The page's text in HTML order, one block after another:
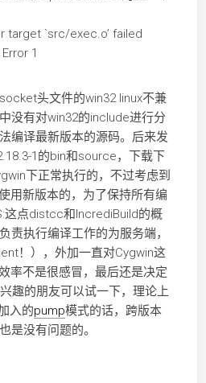
target `src/exec.o’ failed
1
头文件的win32 linux不兼
没有对win32的include进行分
编译最新版本的源码。后来发
1的bin和source，下载下
下正常执行的，不过考虑到
用新版本的，为了保持所有编
这点distcc和IncrediBuild的概
责执行编译工作的为服务端，
！），外加一直对Cygwin这
率不是很感冒，最后还是决定
趣的朋友可以试一下，理论上
入的pump模式的话，跨版本
是没有问题的。